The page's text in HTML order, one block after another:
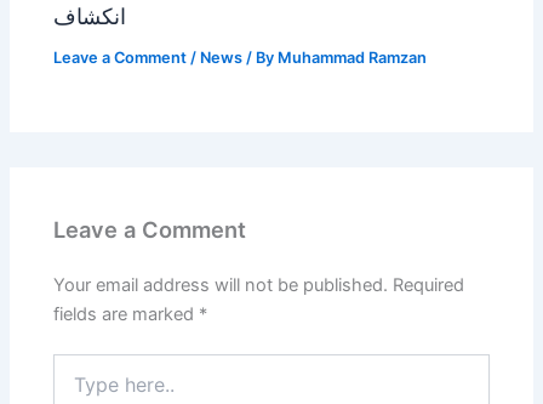
انکشاف
Leave a Comment / News / By Muhammad Ramzan
Leave a Comment
Your email address will not be published. Required
fields are marked *
here..